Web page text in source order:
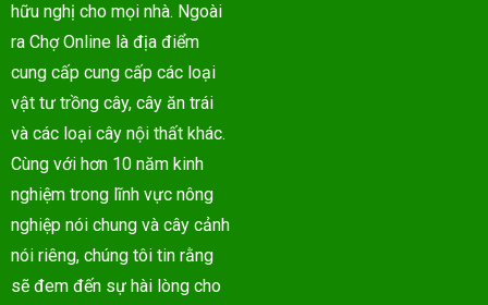
hữu nghị cho mọi nhà. Ngoài
ra Chợ Online là địa điểm
cung cấp cung cấp các loại
vật tư trồng cây, cây ăn trái
và các loại cây nội thất khác.
Cùng với hơn 10 năm kinh
nghiệm trong lĩnh vực nông
nghiệp nói chung và cây cảnh
nói riêng, chúng tôi tin rằng
sẽ đem đến sự hài lòng cho